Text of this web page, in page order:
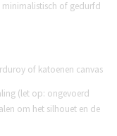
of gedurfd
of katoenen canvas
(let op: ongevoerd
om het silhouet en de